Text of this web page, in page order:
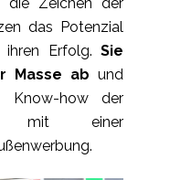
das Potenzial
Erfolg. Sie
Masse ab und
Know-how der
mit einer